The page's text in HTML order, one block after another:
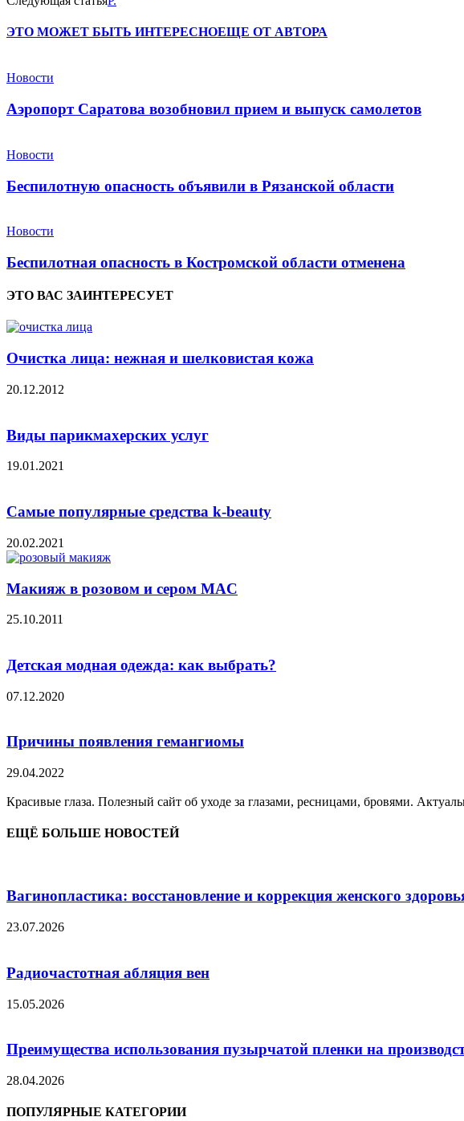
ЭТО МОЖЕТ БЫТЬ ИНТЕРЕСНОЕЩЕ ОТ АВТОРА
Новости
Аэропорт Саратова возобновил прием и выпуск самолетов
Новости
Беспилотную опасность объявили в Рязанской области
Новости
Беспилотная опасность в Костромской области отменена
ЭТО ВАС ЗАИНТЕРЕСУЕТ
Очистка лица: нежная и шелковистая кожа
20.12.2012
Виды парикмахерских услуг
19.01.2021
Самые популярные средства k-beauty
20.02.2021
Макияж в розовом и сером MAC
25.10.2011
Детская модная одежда: как выбрать?
07.12.2020
Причины появления гемангиомы
29.04.2022
Красивые глаза. Полезный сайт об уходе за глазами, ресницами, бровями.
ЕЩЁ БОЛЬШЕ НОВОСТЕЙ
Вагинопластика: восстановление и коррекция женского
23.07.2026
Радиочастотная абляция вен
15.05.2026
Преимущества использования пузырчатой пленки на
28.04.2026
ПОПУЛЯРНЫЕ КАТЕГОРИИ